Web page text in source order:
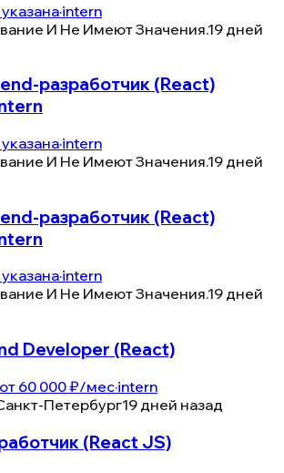
·intern
И Не Имеют Значения.19 дней
разработчик (React)
·intern
И Не Имеют Значения.19 дней
разработчик (React)
·intern
И Не Имеют Значения.19 дней
Developer (React)
от 60 000 ₽/мес·intern
Петербург19 дней назад
(React JS)